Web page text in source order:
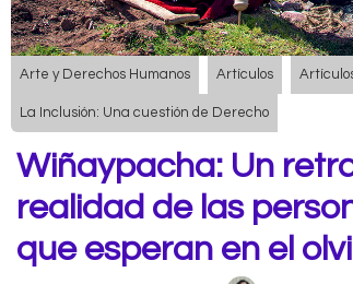
Arte y Derechos Humanos Artículos
La Inclusión: Una cuestión de Derecho
Wiñaypacha: Un
realidad de las
que esperan en el